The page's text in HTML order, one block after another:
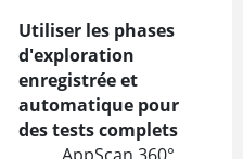
Utiliser les phases
d'exploration
enregistrée et
automatique pour
des tests complets